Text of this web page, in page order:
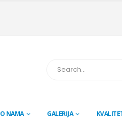
O NAMA GALERIJA